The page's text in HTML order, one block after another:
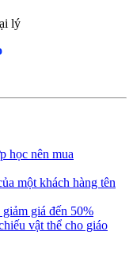
lý
học nên mua
một khách hàng tên
giá đến 50%
vật thể cho giáo